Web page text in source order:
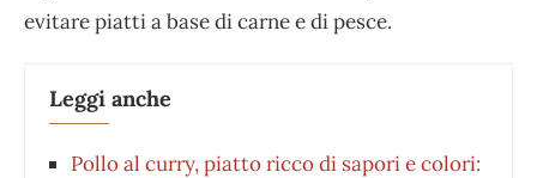
evitare piatti a base di carne e di pesce.
Leggi anche
Pollo al curry, piatto ricco di sapori e colori: